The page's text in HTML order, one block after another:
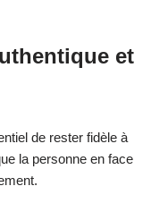
et
de rester fidèle à
la personne en face